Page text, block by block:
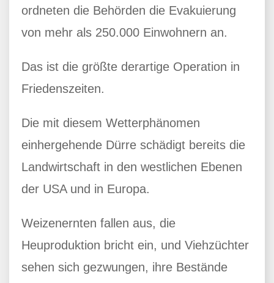
ordneten die Behörden die Evakuierung
von mehr als 250.000 Einwohnern an.
Das ist die größte derartige Operation in
Friedenszeiten.
Die mit diesem Wetterphänomen
einhergehende Dürre schädigt bereits die
Landwirtschaft in den westlichen Ebenen
der USA und in Europa.
Weizenernten fallen aus, die
Heuproduktion bricht ein, und Viehzüchter
sehen sich gezwungen, ihre Bestände